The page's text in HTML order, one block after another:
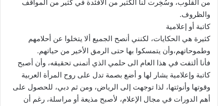
من القلوب، وسُخِرت لنا الكثير من الأفئدة في كثير من المواقف
والظروف.
كاتبة أو إعلامية
كثيرة هي الحكايات، لكنني أنصح الجميع ألا يتخلوا عن أحلامهم
وطموحاتهم،وأن يتمسكوا بها حتى الرمق الأخير من حياتهم.
فأنا ألتفت في هذا العام الى حلمي الذي أتمنى تحقيقه، وأن أصبح
كاتبة وإعلامية يشار لها و أضع بصمة تدل على روح المرأة العربية
وقوتها وأنوثتها، لذا توجهت إلى الرياض، ومن ثم دبي، للحصول على
أهم الدورات في مجال الإعلام، لأصبح مذيعة أو مراسلة، رغم أن